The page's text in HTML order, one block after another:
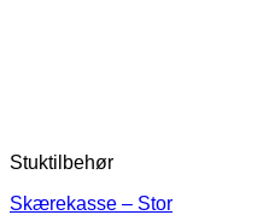
Stuktilbehør
Skærekasse – Stor